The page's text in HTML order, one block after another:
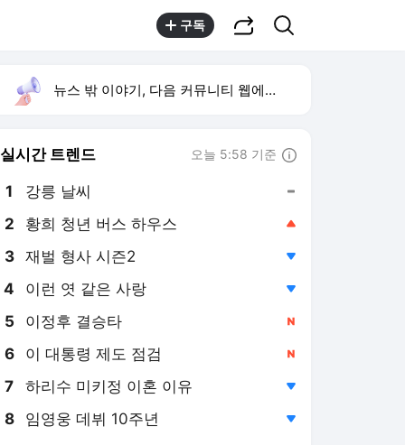
구독
뉴스 밖 이야기, 다음 커뮤니티 웹에서 보기
실시간 트렌드 오늘 5:58 기준
1 강릉 날씨
2 황희 청년 버스 하우스
4 이런 엿 같은 사랑
5 이정후 결승타
6 이 대통령 제도 점검
7 하리수 미키정 이혼 이유
8 임영웅 데뷔 10주년